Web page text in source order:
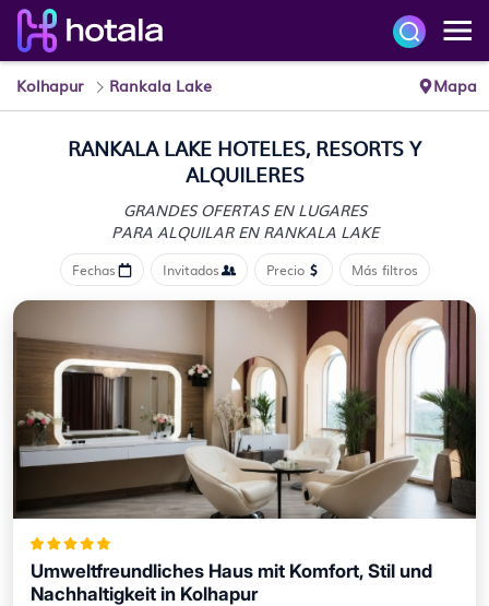
Kolhapur Rankala Lake Mapa
RANKALA LAKE HOTELES, RESORTS Y
ALQUILERES
GRANDES OFERTAS EN LUGARES
PARA ALQUILAR EN RANKALA LAKE
Fechas Invitados Precio Más filtros
Umweltfreundliches Haus mit Komfort, Stil und
Nachhaltigkeit in Kolhapur